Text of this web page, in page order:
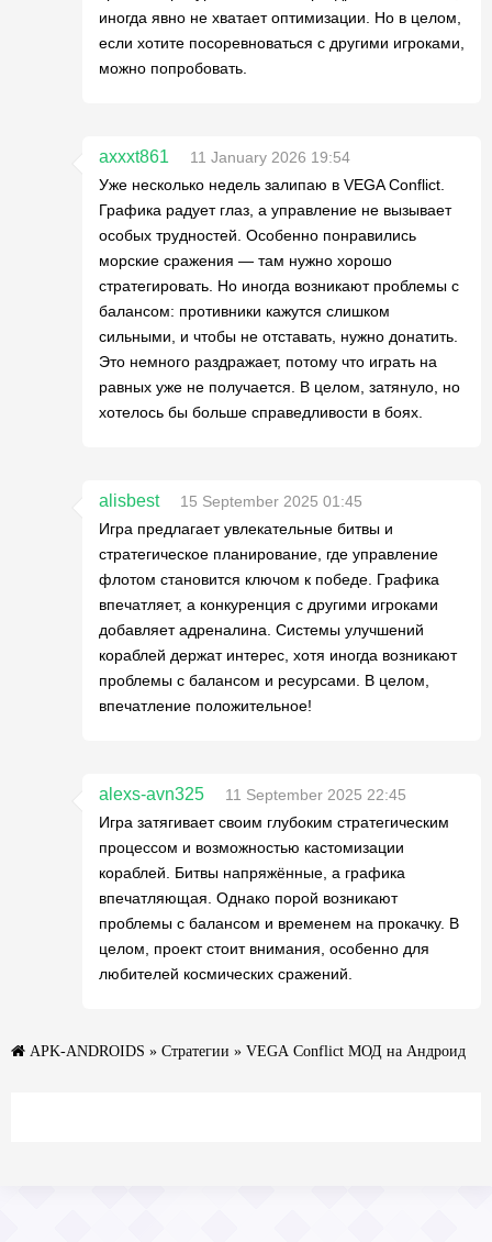
иногда явно не хватает оптимизации. Но в целом,
если хотите посоревноваться с другими игроками,
можно попробовать.
axxxt861
11 January 2026 19:54
Уже несколько недель залипаю в VEGA Conflict.
Графика радует глаз, а управление не вызывает
особых трудностей. Особенно понравились
морские сражения — там нужно хорошо
стратегировать. Но иногда возникают проблемы с
балансом: противники кажутся слишком
сильными, и чтобы не отставать, нужно донатить.
Это немного раздражает, потому что играть на
равных уже не получается. В целом, затянуло, но
хотелось бы больше справедливости в боях.
alisbest
15 September 2025 01:45
Игра предлагает увлекательные битвы и
стратегическое планирование, где управление
флотом становится ключом к победе. Графика
впечатляет, а конкуренция с другими игроками
добавляет адреналина. Системы улучшений
кораблей держат интерес, хотя иногда возникают
проблемы с балансом и ресурсами. В целом,
впечатление положительное!
alexs-avn325
11 September 2025 22:45
Игра затягивает своим глубоким стратегическим
процессом и возможностью кастомизации
кораблей. Битвы напряжённые, а графика
впечатляющая. Однако порой возникают
проблемы с балансом и временем на прокачку. В
целом, проект стоит внимания, особенно для
любителей космических сражений.
APK-ANDROIDS » Стратегии » VEGA Conflict МОД на Андроид